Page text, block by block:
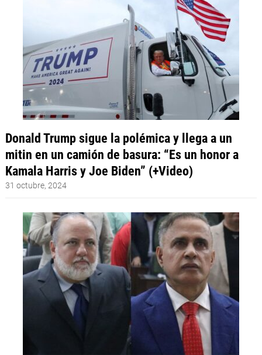
Donald Trump sigue la polémica y llega a un
mitin en un camión de basura: “Es un honor a
Kamala Harris y Joe Biden” (+Video)
31 octubre, 2024